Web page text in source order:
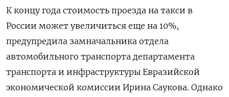
К концу года стоимость проезда на такси в
России может увеличиться еще на 10%,
предупредила замначальника отдела
автомобильного транспорта департамента
транспорта и инфраструктуры Евразийской
экономической комиссии Ирина Саукова. Однако